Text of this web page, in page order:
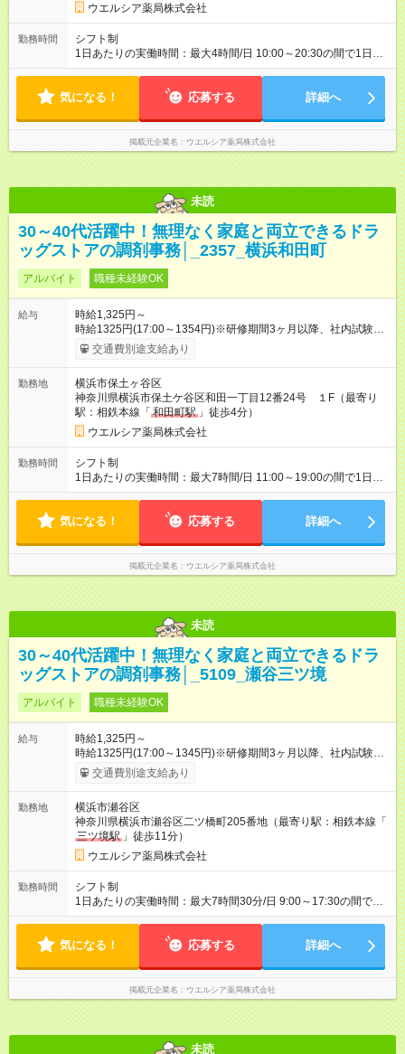
ウエルシア薬局株式会社
勤務時間
シフト制
1日あたりの実働時間：最大4時間/日 10:00～20:30の間で1日4
時間の勤務 ☆週2～4日の勤務 ※勤務曜日応相談 ☆未経験・無資
気になる！ 応募する 詳細へ
掲載元企業名 ウエルシア薬局株式会社
未読
30～40代活躍中！無理なく家庭と両立できるドラ
ッグストアの調剤事務│_2357_横浜和田町
アルバイト 職種未経験OK
給与
時給1,325円～
時給1325円(17:00～1354円)※研修期間3ヶ月以降、社内試験に
よる更新判定あり 社内試験合格後、時給＋50～100円の昇給あ
り （大学生は＋20円） 試用期間あり：入社日から3ヶ月間／本
間の長さ：3ヶ月 雇用形態、給与は本採用時と同じです。
交通費別途支給あり
勤務地
横浜市保土ヶ谷区
神奈川県横浜市保土ケ谷区和田一丁目12番24号 １F（最寄り
駅：相鉄本線「 和田町駅 」徒歩4分）
ウエルシア薬局株式会社
勤務時間
シフト制
1日あたりの実働時間：最大7時間/日 11:00～19:00の間で1日4
時間～応相談 ☆週2～5日の勤務 ※勤務曜日応相談 ※月・火・金
気になる！ 応募する 詳細へ
掲載元企業名 ウエルシア薬局株式会社
未読
30～40代活躍中！無理なく家庭と両立できるドラ
ッグストアの調剤事務│_5109_瀬谷三ツ境
アルバイト 職種未経験OK
給与
時給1,325円～
時給1325円(17:00～1345円)※研修期間3ヶ月以降、社内試験に
よる更新判定あり 社内試験合格後、時給＋50～100円の昇給あ
り （大学生は＋20円） 試用期間あり：入社日から3ヶ月間／本
間の長さ：3ヶ月 雇用形態、給与は本採用時と同じです。
交通費別途支給あり
勤務地
横浜市瀬谷区
神奈川県横浜市瀬谷区二ツ橋町205番地（最寄り駅：相鉄本線「
三ツ境駅 」徒歩11分）
ウエルシア薬局株式会社
勤務時間
シフト制
1日あたりの実働時間：最大7時間30分/日 9:00～17:30の間で1
日7.5時間の勤務 ☆週2～5日の勤務 ※勤務曜日応相談 ☆未経
気になる！ 応募する 詳細へ
掲載元企業名 ウエルシア薬局株式会社
未読